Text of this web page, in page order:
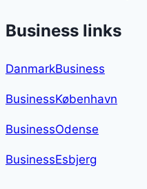
Business links
DanmarkBusiness
BusinessKøbenhavn
BusinessOdense
BusinessEsbjerg